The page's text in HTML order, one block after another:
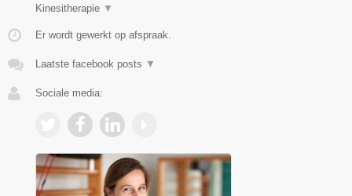
Kinesitherapie ▼
Er wordt gewerkt op afspraak.
Laatste facebook posts ▼
Sociale media: